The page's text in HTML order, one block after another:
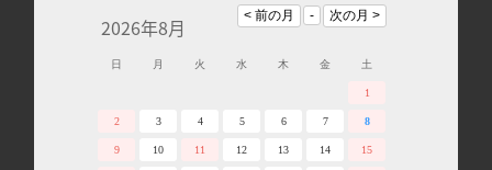
2026年8月
日 月 火 水 木 金 土
1
2 3 4 5 6 7 8
9 10 11 12 13 14 15